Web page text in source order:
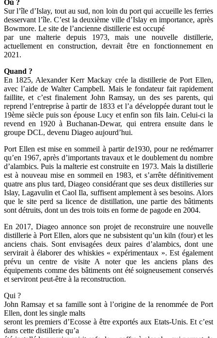
Où ?
Sur l’île d’Islay, tout au sud, non loin du port qui accueille les ferries
desservant l’île. C’est la deuxième ville d’Islay en importance, après
Bowmore. Le site de l’ancienne distillerie est occupé
par une malterie depuis 1973, mais une nouvelle distillerie,
actuellement en construction, devrait être en fonctionnement en
2021.
Quand ?
En 1825, Alexander Kerr Mackay crée la distillerie de Port Ellen,
avec l’aide de Walter Campbell. Mais le fondateur fait rapidement
faillite, et c’est finalement John Ramsay, un des ses parents, qui
reprend l’entreprise à partir de 1833 et l’a développée durant tout le
19ème siècle puis son épouse Lucy et enfin son fils Iain. Celui-ci la
revend en 1920 à Buchanan-Dewar, qui entrera ensuite dans le
groupe DCL, devenu Diageo aujourd’hui.
Port Ellen est mise en sommeil à partir de1930, pour ne redémarrer
qu’en 1967, après d’importants travaux et le doublement du nombre
d’alambics. Puis la malterie est construite en 1973. Mais la distillerie
est à nouveau mise en sommeil en 1983, et s’arrête définitivement
quatre ans plus tard, Diageo considérant que ses deux distilleries sur
Islay, Lagavulin et Caol Ila, suffisent amplement à ses besoins. Alors
que le site perd sa licence de distillation, une partie des bâtiments
sont détruits, dont un des trois toits en forme de pagode en 2004.
En 2017, Diageo annonce son projet de reconstruire une nouvelle
distillerie à Port Ellen, alors que ne subsistent qu’un kiln (four) et les
anciens chais. Sont envisagées deux paires d’alambics, dont une
servirait à élaborer des whiskies « expérimentaux ». Est également
prévu un centre de visite A noter que les anciens plans des
équipements comme des bâtiments ont été soigneusement conservés
et serviront peut-être à la reconstruction.
Qui ?
John Ramsay et sa famille sont à l’origine de la renommée de Port
Ellen, dont les single malts
seront les premiers d’Ecosse à être exportés aux Etats-Unis. Et c’est
dans cette distillerie qu’a